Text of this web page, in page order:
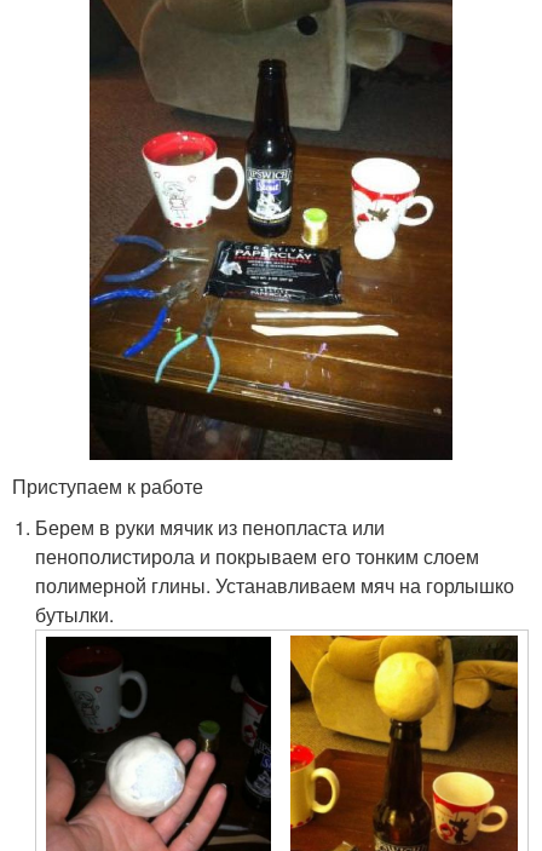
Приступаем к работе
Берем в руки мячик из пенопласта или
пенополистирола и покрываем его тонким слоем
полимерной глины. Устанавливаем мяч на горлышко
бутылки.